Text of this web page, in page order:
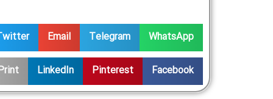
WhatsApp
Telegram
Email
Facebook
Pinterest
LinkedIn